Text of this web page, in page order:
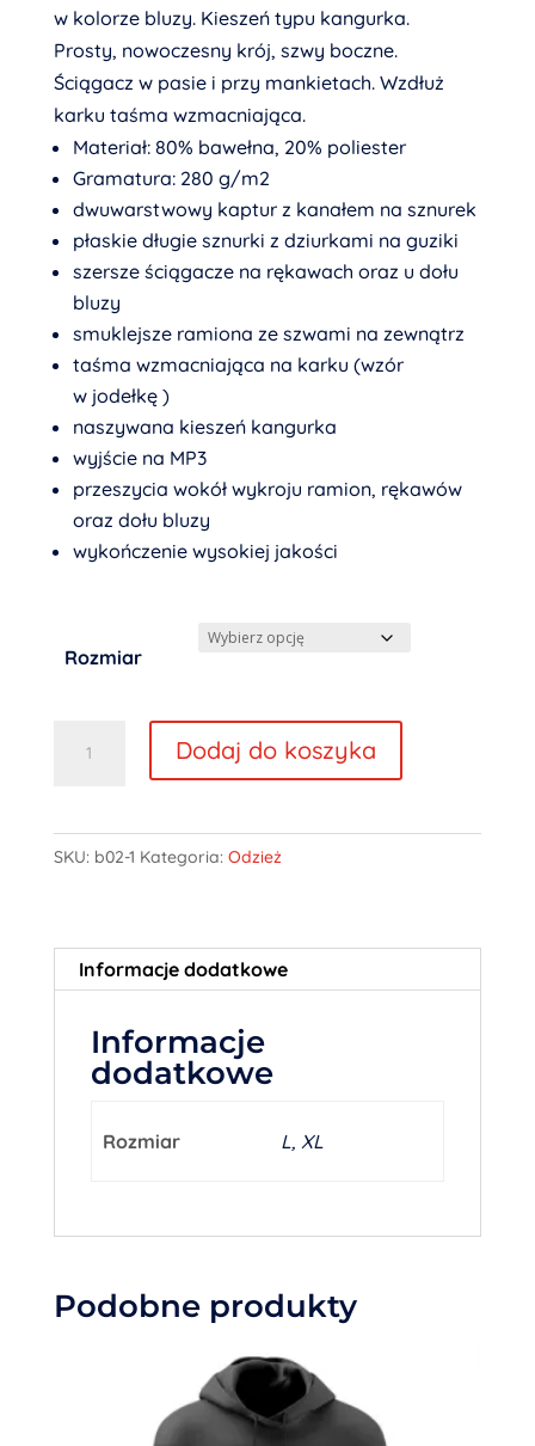
w kolorze bluzy. Kieszeń typu kangurka.
Prosty, nowoczesny krój, szwy boczne.
Ściągacz w pasie i przy mankietach. Wzdłuż
karku taśma wzmacniająca.
Materiał: 80% bawełna, 20% poliester
Gramatura: 280 g/m2
dwuwarstwowy kaptur z kanałem na sznurek
płaskie długie sznurki z dziurkami na guziki
szersze ściągacze na rękawach oraz u dołu
bluzy
smuklejsze ramiona ze szwami na zewnątrz
taśma wzmacniająca na karku (wzór
w jodełkę )
naszywana kieszeń kangurka
wyjście na MP3
przeszycia wokół wykroju ramion, rękawów
oraz dołu bluzy
wykończenie wysokiej jakości
Rozmiar
czarna
Dodaj do koszyka
SKU: b02-1 Kategoria: Odzież
Informacje dodatkowe
Informacje
dodatkowe
Rozmiar L, XL
Podobne produkty